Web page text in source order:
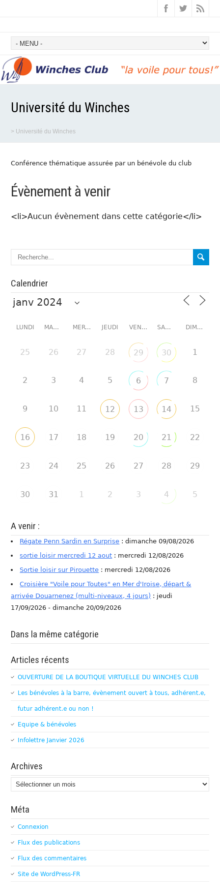
Université du Winches
> Université du Winches
Conférence thématique assurée par un bénévole du club
Évènement à venir
<li>Aucun évènement dans cette catégorie</li>
Calendrier
LUNDI MARDI MERCREDI JEUDI VENDREDI SAMEDI DIMANCHE
25 26 27 28 29 30 1
2 3 4 5 6 7 8
9 10 11 12 13 14 15
16 17 18 19 20 21 22
23 24 25 26 27 28 29
30 31 1 2 3 4 5
A venir :
Régate Penn Sardin en Surprise : dimanche 09/08/2026
sortie loisir mercredi 12 aout : mercredi 12/08/2026
Sortie loisir sur Pirouette : mercredi 12/08/2026
Croisière "Voile pour Toutes" en Mer d'Iroise, départ &
arrivée Douarnenez (multi-niveaux, 4 jours) : jeudi
17/09/2026 - dimanche 20/09/2026
Dans la même catégorie
Articles récents
OUVERTURE DE LA BOUTIQUE VIRTUELLE DU WINCHES CLUB
Les bénévoles à la barre, évènement ouvert à tous, adhérent.e,
futur adhérent.e ou non !
Equipe & bénévoles
Infolettre Janvier 2026
Archives
Archives
Méta
Connexion
Flux des publications
Flux des commentaires
Site de WordPress-FR